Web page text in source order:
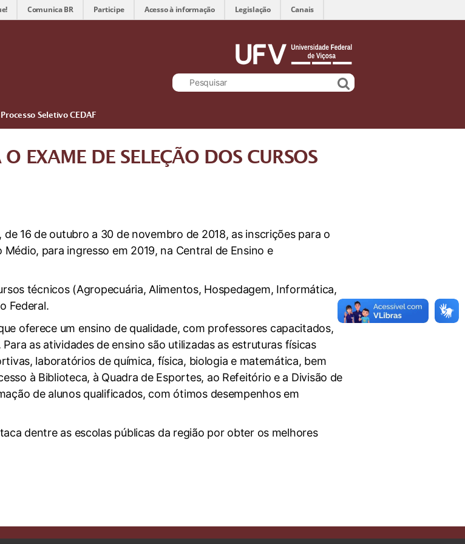
Comunica BR Participe Acesso à informação Legislação Canais
Processo Seletivo CEDAF
EXAME DE SELEÇÃO DOS CURSOS
16 de outubro a 30 de novembro de 2018, as inscrições para o
para ingresso em 2019, na Central de Ensino e
técnicos (Agropecuária, Alimentos, Hospedagem, Informática,
Federal.
oferece um ensino de qualidade, com professores capacitados,
as atividades de ensino são utilizadas as estruturas físicas
laboratórios de química, física, biologia e matemática, bem
à Biblioteca, à Quadra de Esportes, ao Refeitório e a Divisão de
de alunos qualificados, com ótimos desempenhos em
dentre as escolas públicas da região por obter os melhores